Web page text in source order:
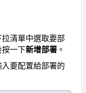
清單中選取要部
一下新增部署 。
要配置給部署的